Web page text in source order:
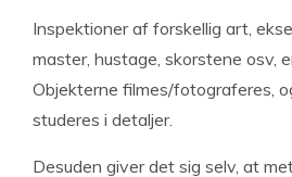
Inspektioner af forskellig art,
master, hustage, skorstene osv,
Objekterne filmes/fotograferes,
studeres i detaljer.
Desuden giver det sig selv, at